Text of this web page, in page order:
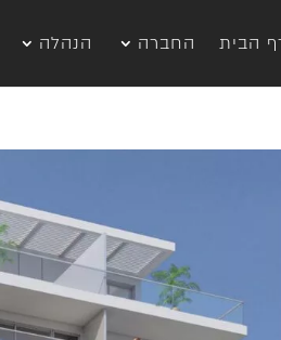
הבית החברה הנהלה